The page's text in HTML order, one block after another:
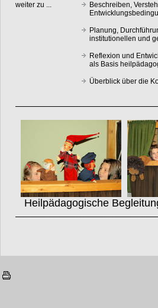
weiter zu ...
Beschreiben,
Planung,
institutionellen und
Reflexion und
als Basis
Überblick über die
Heilpädagogische